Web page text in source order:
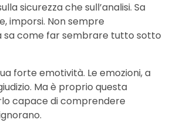
sicurezza che sull’analisi. Sa
imporsi. Non sempre
sa come far sembrare tutto sotto
forte emotività. Le emozioni, a
Ma è proprio questa
capace di comprendere